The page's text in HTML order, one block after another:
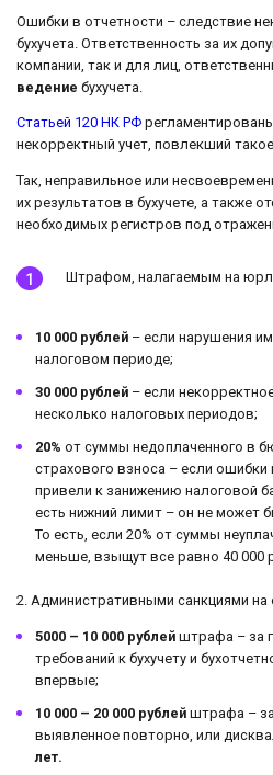
Ошибки в отчетности – следствие
бухучета. Ответственность за их
компании, так и для лиц,
ведение бухучета.
Статьей 120 НК РФ
некорректный учет, повлекший
Так, неправильное или
их результатов в бухучете, а также
необходимых регистров под
Штрафом, налагаемым на
10 000 рублей – если нарушения
налоговом периоде;
30 000 рублей – если
несколько налоговых периодов;
20% от суммы недоплаченного в
страхового взноса – если ошибки
привели к занижению налоговой
есть нижний лимит – он не может
То есть, если 20% от суммы
меньше, взыщут все равно 40 000
2. Административными санкциями на
5000 – 10 000 рублей штрафа – за
требований к бухучету и
впервые;
10 000 – 20 000 рублей штрафа –
выявленное повторно, или
лет.